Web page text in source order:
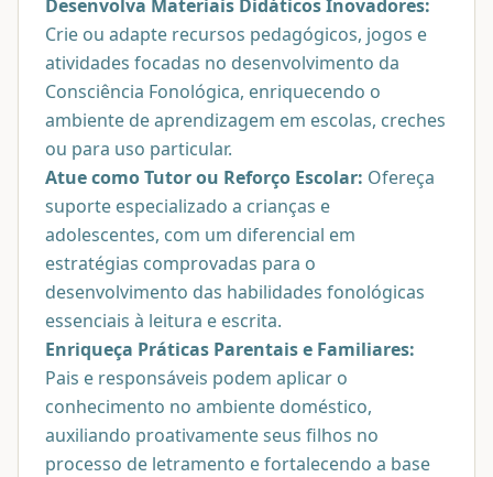
Desenvolva Materiais Didáticos Inovadores:
Crie ou adapte recursos pedagógicos, jogos e
atividades focadas no desenvolvimento da
Consciência Fonológica, enriquecendo o
ambiente de aprendizagem em escolas, creches
ou para uso particular.
Atue como Tutor ou Reforço Escolar: Ofereça
suporte especializado a crianças e
adolescentes, com um diferencial em
estratégias comprovadas para o
desenvolvimento das habilidades fonológicas
essenciais à leitura e escrita.
Enriqueça Práticas Parentais e Familiares:
Pais e responsáveis podem aplicar o
conhecimento no ambiente doméstico,
auxiliando proativamente seus filhos no
processo de letramento e fortalecendo a base